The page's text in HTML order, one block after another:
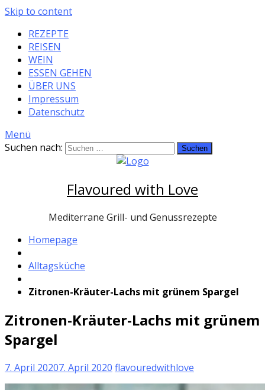
Skip to content
REZEPTE
REISEN
WEIN
ESSEN GEHEN
ÜBER UNS
Impressum
Datenschutz
Menü
Suchen nach:
Flavoured with Love
Mediterrane Grill- und Genussrezepte
Homepage
Alltagsküche
Zitronen-Kräuter-Lachs mit grünem Spargel
Zitronen-Kräuter-Lachs mit grünem
Spargel
7. April 20207. April 2020 flavouredwithlove